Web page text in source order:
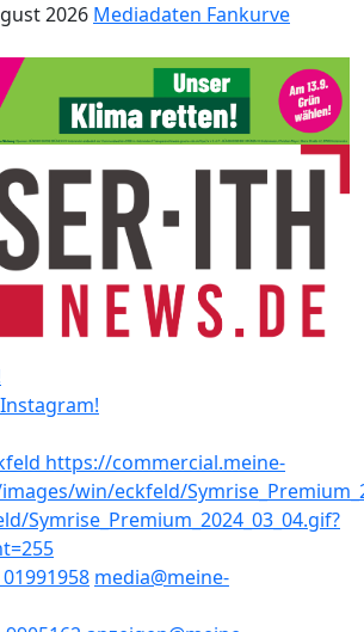
2026 Mediadaten Fankurve
media@meine-